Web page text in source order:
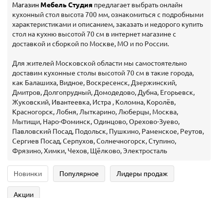
Магазин Мебель Студия предлагает выбрать онлайн
кухонный стол высота 700 мм, ознакомиться с подробными
характеристиками и описанием, заказать и недорого купить
стол на кухню высотой 70 см в интернет магазине с
доставкой и сборкой по Москве, МО и по России.
Для жителей Московской области мы самостоятельно
доставим кухонные столы высотой 70 см в такие города,
как Балашиха, Видное, Воскресенск, Дзержинский,
Дмитров, Долгопрудный, Домодедово, Дубна, Егорьевск,
Жуковский, Ивантеевка, Истра , Коломна, Королёв,
Красногорск, Лобня, Лыткарино, Люберцы, Москва,
Мытищи, Наро-Фоминск, Одинцово, Орехово-Зуево,
Павловский Посад, Подольск, Пушкино, Раменское, Реутов,
Сергиев Посад, Серпухов, Солнечногорск, Ступино,
Фрязино, Химки, Чехов, Щёлково, Электросталь
Новинки Популярное Лидеры продаж
Акции